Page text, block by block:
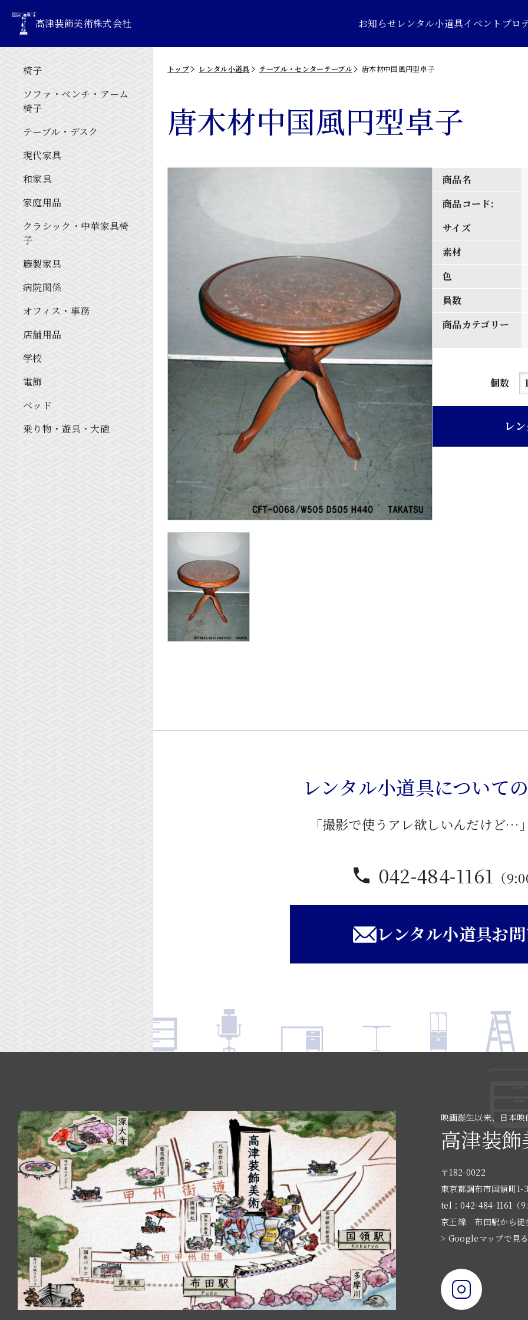
高津装飾美術株式会社 お知らせレンタル小道具イベントプロ
椅子
ソファ・ベンチ・アーム
椅子
テーブル・デスク
現代家具
和家具
家庭用品
クラシック・中華家具椅
子
籐製家具
病院関係
オフィス・事務
店舗用品
学校
電飾
ベッド
乗り物・遊具・大砲
トップ レンタル小道具 テーブル・センターテーブル 唐木材中国風円型卓子
唐木材中国風円型卓子
商品名
商品コード:
サイズ
素材
色
員数
商品カテゴリー
個数
唐
レ
レンタル小道具について
「撮影で使うアレ欲しいんだけど…
042-484-1161 （
レンタル小道具お
映画誕生以来、日本
高津装
〒182-0022
東京都調布市国領町1-
tel：042-484-1161（
京王線 布田駅から徒
> Googleマップで見る